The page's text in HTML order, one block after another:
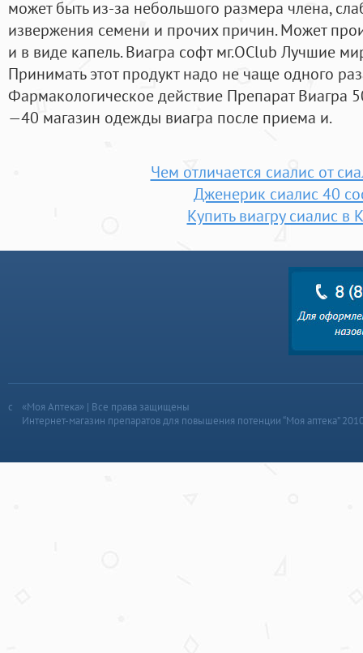
может быть из-за небольшого размера члена,
извержения семени и прочих причин. Может
и в виде капель. Виагра софт мг.OClub Лучшие
Принимать этот продукт надо не чаще одного
Фармакологическое действие Препарат Виагра
—40 магазин одежды виагра после приема и.
Чем отличается сиалис от
Дженерик сиалис 40
Купить виагру сиалис в
«Моя Аптека» | Все права защищены
Интернет-магазин препаратов для повышения потенции “Моя аптека”